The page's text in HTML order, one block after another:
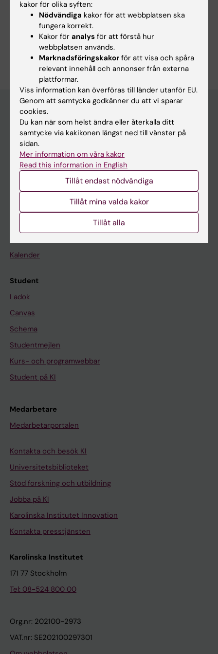
Forskningsområden:
Epidemiologi
Psykiatri
Är du Anita Birovecz?
Redigera din profil
Huvudmeny
Utbildning
Forskarutbildning
Forskning
Om KI
Kalender
Student
Ladok
Canvas
Schema
Studentmejlen
Kurs- och programwebbar
Student på KI
Medarbetare
Medarbetarportalen
Kontakta och besök KI
Universitetsbiblioteket
Stöd forskning och utbildning
Jobba på KI
Karolinska Institutet Innovation
Kontakta presstjänsten
Karolinska Institutet
171 77 Stockholm
Tel: 08-524 800 00
Org.nr: 202100-2973
VAT.nr: SE202100297301
kakor för olika syften:
Nödvändiga kakor för att webbplatsen ska
fungera korrekt.
Kakor för analys för att förstå hur
webbplatsen används.
Marknadsföringskakor för att visa och spåra
relevant innehåll och annonser från externa
plattformar.
Viss information kan överföras till länder utanför EU.
Genom att samtycka godkänner du att vi sparar
cookies.
Du kan när som helst ändra eller återkalla ditt
samtycke via kakikonen längst ned till vänster på
sidan.
Mer information om våra kakor
Read this information in English
Tillåt endast nödvändiga
Tillåt mina valda kakor
Tillåt alla